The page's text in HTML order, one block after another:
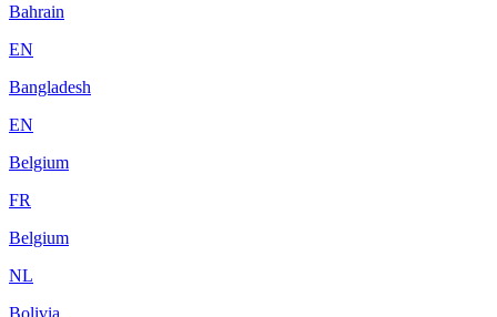
Bahrain
EN
Bangladesh
EN
Belgium
FR
Belgium
NL